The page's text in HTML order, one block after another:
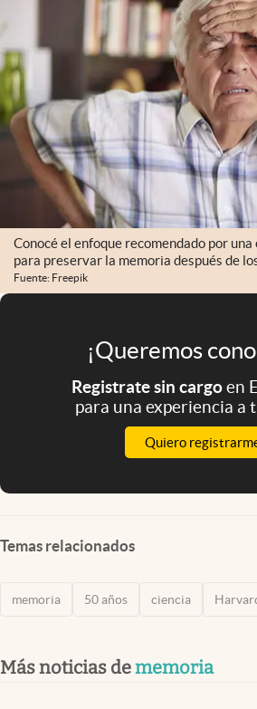
Mundial 2026
Eventos Corporativos
El Cronista Studio
Mediakit
abre en nueva pestaña
Argentina
Conocé el enfoque recomendado por
para preservar la memoria después de
Fuente: Freepik
¡Queremos
Registrate sin cargoen
para una experiencia a
Quiero
Temas relacionados
memoria 50 años ciencia
Más noticias dememoria